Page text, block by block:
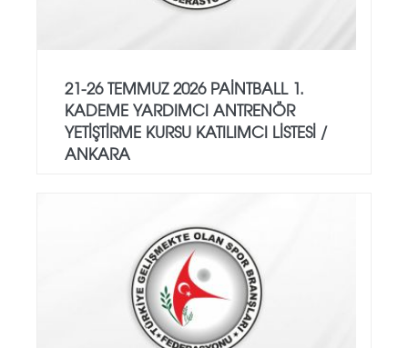
21-26 TEMMUZ 2026 PAİNTBALL 1.
KADEME YARDIMCI ANTRENÖR
YETİŞTİRME KURSU KATILIMCI LİSTESİ /
ANKARA